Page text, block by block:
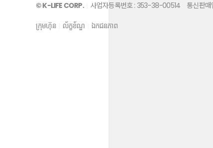
© K-LIFE CORP. 사업자등록번호 : 353-38-00514 통신판
ក្រុមហ៊ុន ល័ក្ខខ័ណ្ឌ ឯកជនភាព